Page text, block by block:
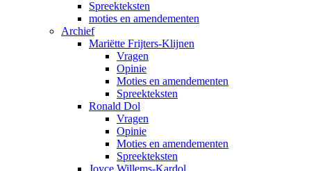
Spreekteksten
moties en amendementen
Archief
Mariëtte Frijters-Klijnen
Vragen
Opinie
Moties en amendementen
Spreekteksten
Ronald Dol
Vragen
Opinie
Moties en amendementen
Spreekteksten
Joyce Willems-Kardol